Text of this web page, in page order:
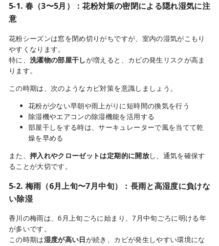
5-1. 春（3〜5月）：花粉対策の密閉による隠れ湿気に注
意
花粉シーズンは窓を閉め切りがちですが、室内の湿気がこもり
やすくなります。
特に、 洗濯物の部屋干しが増えると、カビの発生リスクが高ま
ります。
この時期は、次のようなカビ対策を意識しましょう。
花粉が少ない早朝や雨上がりに短時間の換気を行う
除湿機やエアコンの除湿機能を活用する
部屋干しをする時は、サーキュレーターで風を当てて乾
燥を早める
また、 押入れやクローゼットは定期的に開放し、通気を確保す
ることが大切です。
5-2. 梅雨（6月上旬〜7月中旬）：長雨と高湿度に負けな
い除湿
香川の梅雨は、6月上旬ごろに始まり、7月中旬ごろに明ける年
が多いです。
この時期は湿度が高い日が続き、カビが発生しやすい環境にな